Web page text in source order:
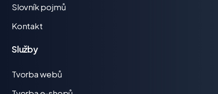
Slovník pojmů
Kontakt
Služby
Tvorba webů